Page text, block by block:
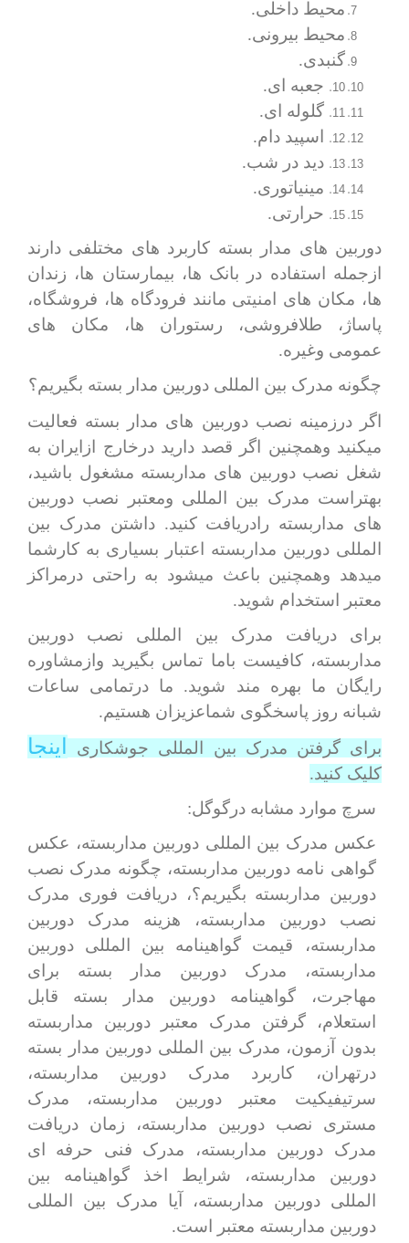
محیط داخلی.
محیط بیرونی.
گنبدی.
10. جعبه ای.
11. گلوله ای.
12. اسپید دام.
13. دید در شب.
14. مینیاتوری.
15. حرارتی.
دوربین های مدار بسته کاربرد های مختلفی دارند
ازجمله استفاده در بانک ها، بیمارستان ها، زندان
ها، مکان های امنیتی مانند فرودگاه ها، فروشگاه،
پاساژ، طلافروشی، رستوران ها، مکان های
عمومی وغیره.
چگونه مدرک بین المللی دوربین مدار بسته بگیریم؟
اگر درزمینه نصب دوربین های مدار بسته فعالیت
میکنید وهمچنین اگر قصد دارید درخارج ازایران به
شغل نصب دوربین های مداربسته مشغول باشید،
بهتراست مدرک بین المللی ومعتبر نصب دوربین
های مداربسته رادریافت کنید. داشتن مدرک بین
المللی دوربین مداربسته اعتبار بسیاری به کارشما
میدهد وهمچنین باعث میشود به راحتی درمراکز
معتبر استخدام شوید.
برای دریافت مدرک بین المللی نصب دوربین
مداربسته، کافیست باما تماس بگیرید وازمشاوره
رایگان ما بهره مند شوید. ما درتمامی ساعات
شبانه روز پاسخگوی شماعزیزان هستیم.
برای گرفتن مدرک بین المللی جوشکاری
اینجا
کلیک کنید.
سرچ موارد مشابه درگوگل:
عکس مدرک بین المللی دوربین مداربسته، عکس
گواهی نامه دوربین مداربسته، چگونه مدرک نصب
دوربین مداربسته بگیریم؟، دریافت فوری مدرک
نصب دوربین مداربسته، هزینه مدرک دوربین
مداربسته، قیمت گواهینامه بین المللی دوربین
مداربسته، مدرک دوربین مدار بسته برای
مهاجرت، گواهینامه دوربین مدار بسته قابل
استعلام، گرفتن مدرک معتبر دوربین مداربسته
بدون آزمون، مدرک بین المللی دوربین مدار بسته
درتهران، کاربرد مدرک دوربین مداربسته،
سرتیفیکیت معتبر دوربین مداربسته، مدرک
مستری نصب دوربین مداربسته، زمان دریافت
مدرک دوربین مداربسته، مدرک فنی حرفه ای
دوربین مداربسته، شرایط اخذ گواهینامه بین
المللی دوربین مداربسته، آیا مدرک بین المللی
دوربین مداربسته معتبر است.